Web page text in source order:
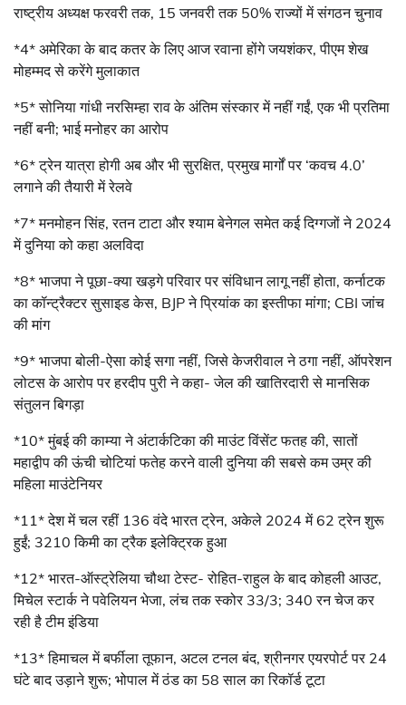
राष्ट्रीय अध्यक्ष फरवरी तक, 15 जनवरी तक 50% राज्यों में संगठन चुनाव
*4* अमेरिका के बाद कतर के लिए आज रवाना होंगे जयशंकर, पीएम शेख
मोहम्मद से करेंगे मुलाकात
*5* सोनिया गांधी नरसिम्हा राव के अंतिम संस्कार में नहीं गईं, एक भी प्रतिमा
नहीं बनी; भाई मनोहर का आरोप
*6* ट्रेन यात्रा होगी अब और भी सुरक्षित, प्रमुख मार्गों पर ‘कवच 4.0’
लगाने की तैयारी में रेलवे
*7* मनमोहन सिंह, रतन टाटा और श्याम बेनेगल समेत कई दिग्गजों ने 2024
में दुनिया को कहा अलविदा
*8* भाजपा ने पूछा-क्या खड़गे परिवार पर संविधान लागू नहीं होता, कर्नाटक
का कॉन्ट्रैक्टर सुसाइड केस, BJP ने प्रियांक का इस्तीफा मांगा; CBI जांच
की मांग
*9* भाजपा बोली-ऐसा कोई सगा नहीं, जिसे केजरीवाल ने ठगा नहीं, ऑपरेशन
लोटस के आरोप पर हरदीप पुरी ने कहा- जेल की खातिरदारी से मानसिक
संतुलन बिगड़ा
*10* मुंबई की काम्या ने अंटार्कटिका की माउंट विंसेंट फतह की, सातों
महाद्वीप की ऊंची चोटियां फतेह करने वाली दुनिया की सबसे कम उम्र की
महिला माउंटेनियर
*11* देश में चल रहीं 136 वंदे भारत ट्रेन, अकेले 2024 में 62 ट्रेन शुरू
हुईं; 3210 किमी का ट्रैक इलेक्ट्रिक हुआ
*12* भारत-ऑस्ट्रेलिया चौथा टेस्ट- रोहित-राहुल के बाद कोहली आउट,
मिचेल स्टार्क ने पवेलियन भेजा, लंच तक स्कोर 33/3; 340 रन चेज कर
रही है टीम इंडिया
*13* हिमाचल में बर्फीला तूफान, अटल टनल बंद, श्रीनगर एयरपोर्ट पर 24
घंटे बाद उड़ाने शुरू; भोपाल में ठंड का 58 साल का रिकॉर्ड टूटा